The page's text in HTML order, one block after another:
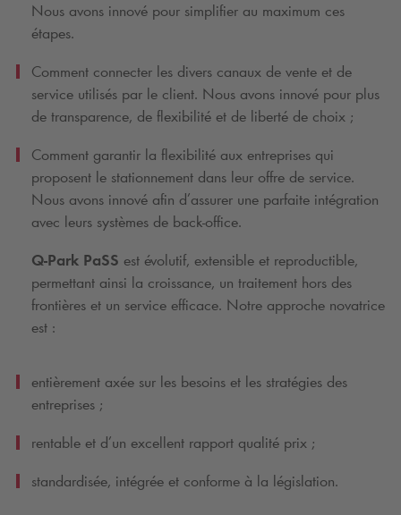
Nous avons innové pour simplifier au maximum ces
étapes.
Comment connecter les divers canaux de vente et de
service utilisés par le client. Nous avons innové pour plus
de transparence, de flexibilité et de liberté de choix ;
Comment garantir la flexibilité aux entreprises qui
proposent le stationnement dans leur offre de service.
Nous avons innové afin d’assurer une parfaite intégration
avec leurs systèmes de back-office.
Q-Park PaSS est évolutif, extensible et reproductible,
permettant ainsi la croissance, un traitement hors des
frontières et un service efficace. Notre approche novatrice
est :
entièrement axée sur les besoins et les stratégies des
entreprises ;
rentable et d’un excellent rapport qualité prix ;
standardisée, intégrée et conforme à la législation.